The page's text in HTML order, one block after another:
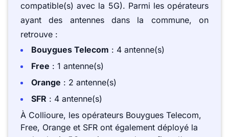
compatible(s) avec la 5G). Parmi les opérateurs
ayant des antennes dans la commune, on
retrouve :
Bouygues Telecom : 4 antenne(s)
Free : 1 antenne(s)
Orange : 2 antenne(s)
SFR : 4 antenne(s)
À Collioure, les opérateurs Bouygues Telecom,
Free, Orange et SFR ont également déployé la